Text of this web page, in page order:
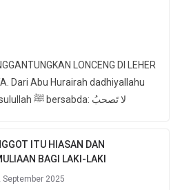
LONCENG DI LEHER
Dari Abu Hurairah dadhiyallahu
anhu, sesungguhnya Rasulullah ﷺ bersabda: لا تَصحبُ
ITU HIASAN DAN
BAGI LAKI-LAKI
September 2025